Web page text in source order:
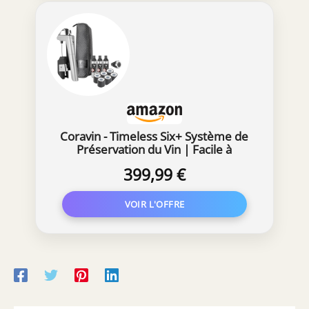
Coravin - Timeless Six+ Système de
Préservation du Vin | Facile à
l’Oxydation Pendant Plus de 2 Ans|
Aérateur & Housse de Voyage
Inclus, Argent
399,99 €